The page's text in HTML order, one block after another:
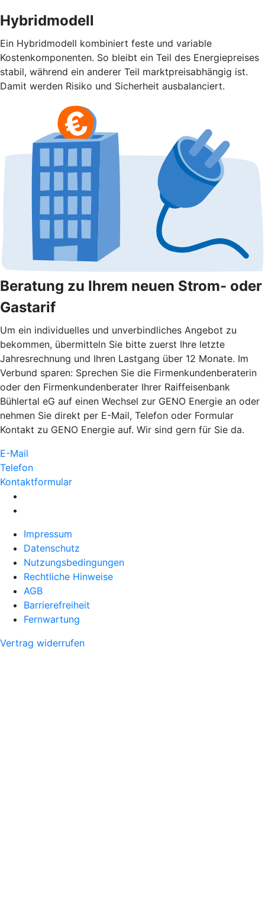
Hybridmodell
Ein Hybridmodell kombiniert feste und variable
Kostenkomponenten. So bleibt ein Teil des Energiepreises
stabil, während ein anderer Teil marktpreisabhängig ist.
Damit werden Risiko und Sicherheit ausbalanciert.
Beratung zu Ihrem neuen Strom- oder
Gastarif
Um ein individuelles und unverbindliches Angebot zu
bekommen, übermitteln Sie bitte zuerst Ihre letzte
Jahresrechnung und Ihren Lastgang über 12 Monate. Im
Verbund sparen: Sprechen Sie die Firmenkundenberaterin
oder den Firmenkundenberater Ihrer Raiffeisenbank
Bühlertal eG auf einen Wechsel zur GENO Energie an oder
nehmen Sie direkt per E-Mail, Telefon oder Formular
Kontakt zu GENO Energie auf. Wir sind gern für Sie da.
E-Mail
Telefon
Kontaktformular
Impressum
Datenschutz
Nutzungsbedingungen
Rechtliche Hinweise
AGB
Barrierefreiheit
Fernwartung
Vertrag widerrufen